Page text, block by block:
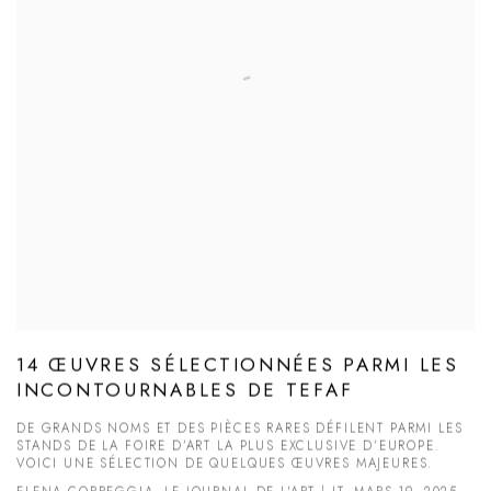
14 ŒUVRES SÉLECTIONNÉES PARMI LES
INCONTOURNABLES DE TEFAF
DE GRANDS NOMS ET DES PIÈCES RARES DÉFILENT PARMI LES
STANDS DE LA FOIRE D’ART LA PLUS EXCLUSIVE D’EUROPE.
VOICI UNE SÉLECTION DE QUELQUES ŒUVRES MAJEURES.